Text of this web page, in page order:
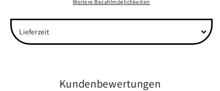
Shirt
Shirt
Weitere Bezahlmöglichkeiten
Lieferzeit
Kundenbewertungen